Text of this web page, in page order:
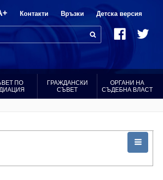
Контакти Връзки Детска версия
ПО
ГРАЖДАНСКИ
СЪВЕТ
ОРГАНИ НА
СЪДЕБНА ВЛАСТ